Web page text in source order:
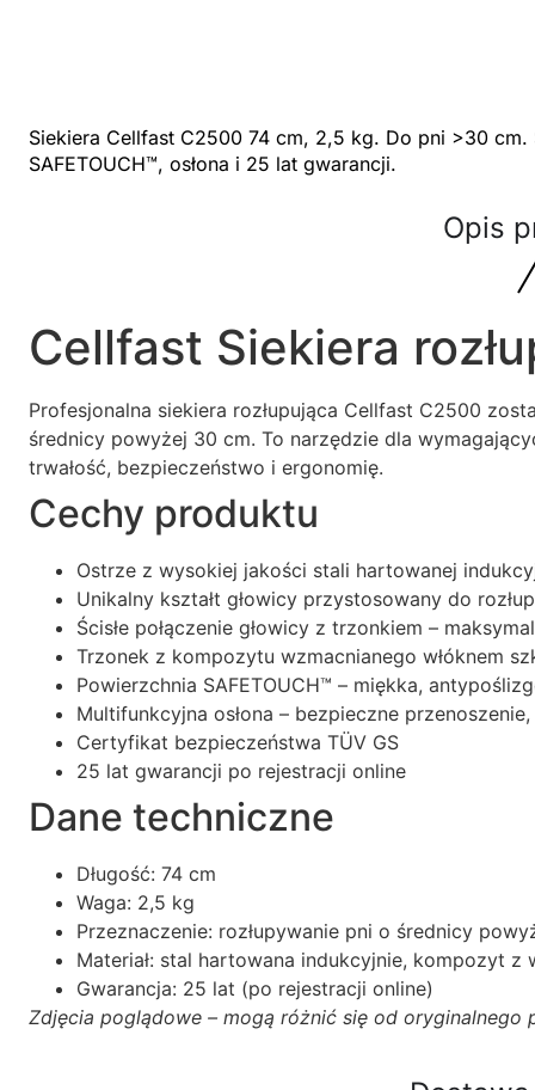
Siekiera Cellfast C2500 74 cm, 2,5 kg. Do pni >30
SAFETOUCH™, osłona i 25 lat gwarancji.
Opis
Cellfast Siekiera
Profesjonalna siekiera rozłupująca Cellfast C2500
średnicy powyżej 30 cm. To narzędzie dla
trwałość, bezpieczeństwo i ergonomię.
Cechy produktu
Ostrze z wysokiej jakości stali hartowanej
Unikalny kształt głowicy przystosowany do
Ścisłe połączenie głowicy z trzonkiem –
Trzonek z kompozytu wzmacnianego włóknem
Powierzchnia SAFETOUCH™ – miękka,
Multifunkcyjna osłona – bezpieczne
Certyfikat bezpieczeństwa TÜV GS
25 lat gwarancji po rejestracji online
Dane techniczne
Długość: 74 cm
Waga: 2,5 kg
Przeznaczenie: rozłupywanie pni o średnicy
Materiał: stal hartowana indukcyjnie, kompozyt z
Gwarancja: 25 lat (po rejestracji online)
Zdjęcia poglądowe – mogą różnić się od oryginalnego